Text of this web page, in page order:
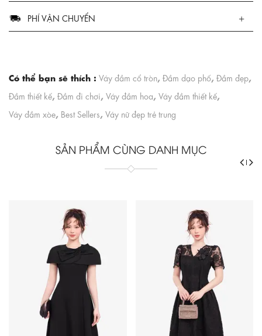
PHÍ VẬN CHUYỂN
Có thể bạn sẽ thích : Váy đầm cổ tròn, Đầm dạo phố, Đầm đẹp,
Đầm thiết kế, Đầm đi chơi, Váy đầm hoa, Váy đầm thiết kế,
Váy đầm xòe, Best Sellers, Váy nữ đẹp trẻ trung
SẢN PHẨM CÙNG DANH MỤC